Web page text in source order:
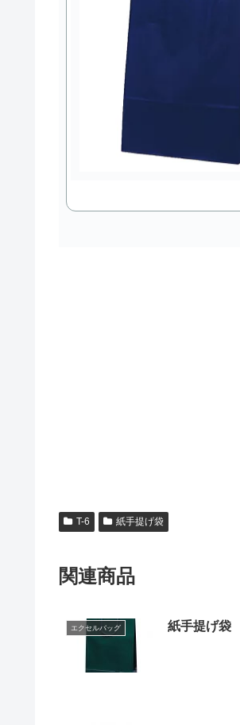
T-6 紙手提げ袋
関連商品
エクセルバッグ